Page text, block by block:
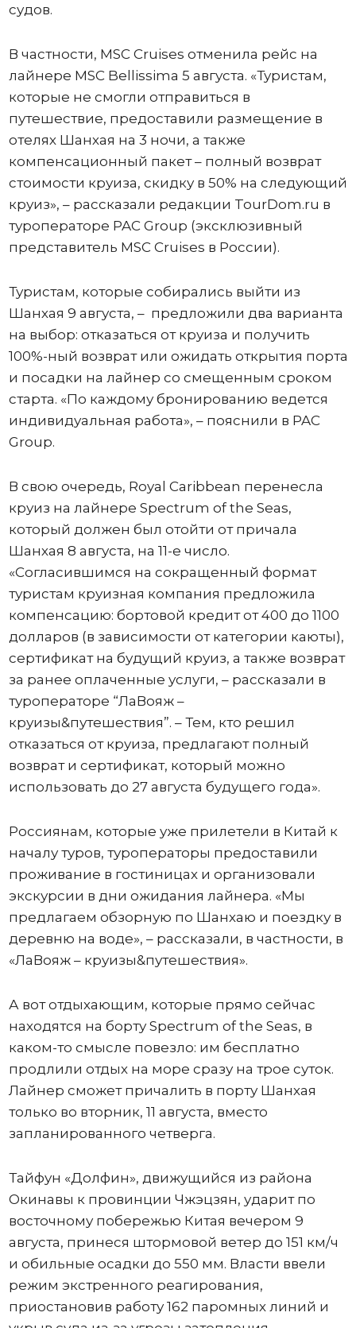
судов.
В частности, MSC Cruises отменила рейс на
лайнере MSC Bellissima 5 августа. «Туристам,
которые не смогли отправиться в
путешествие, предоставили размещение в
отелях Шанхая на 3 ночи, а также
компенсационный пакет – полный возврат
стоимости круиза, скидку в 50% на следующий
круиз», – рассказали редакции TourDom.ru в
туроператоре PAC Group (эксклюзивный
представитель MSC Cruises в России).
Туристам, которые собирались выйти из
Шанхая 9 августа, – предложили два варианта
на выбор: отказаться от круиза и получить
100%-ный возврат или ожидать открытия порта
и посадки на лайнер со смещенным сроком
старта. «По каждому бронированию ведется
индивидуальная работа», – пояснили в PAC
Group.
В свою очередь, Royal Caribbean перенесла
круиз на лайнере Spectrum of the Seas,
который должен был отойти от причала
Шанхая 8 августа, на 11-е число.
«Согласившимся на сокращенный формат
туристам круизная компания предложила
компенсацию: бортовой кредит от 400 до 1100
долларов (в зависимости от категории каюты),
сертификат на будущий круиз, а также возврат
за ранее оплаченные услуги, – рассказали в
туроператоре “ЛаВояж –
круизы&путешествия”. – Тем, кто решил
отказаться от круиза, предлагают полный
возврат и сертификат, который можно
использовать до 27 августа будущего года».
Россиянам, которые уже прилетели в Китай к
началу туров, туроператоры предоставили
проживание в гостиницах и организовали
экскурсии в дни ожидания лайнера. «Мы
предлагаем обзорную по Шанхаю и поездку в
деревню на воде», – рассказали, в частности, в
«ЛаВояж – круизы&путешествия».
А вот отдыхающим, которые прямо сейчас
находятся на борту Spectrum of the Seas, в
каком-то смысле повезло: им бесплатно
продлили отдых на море сразу на трое суток.
Лайнер сможет причалить в порту Шанхая
только во вторник, 11 августа, вместо
запланированного четверга.
Тайфун «Долфин», движущийся из района
Окинавы к провинции Чжэцзян, ударит по
восточному побережью Китая вечером 9
августа, принеся штормовой ветер до 151 км/ч
и обильные осадки до 550 мм. Власти ввели
режим экстренного реагирования,
приостановив работу 162 паромных линий и